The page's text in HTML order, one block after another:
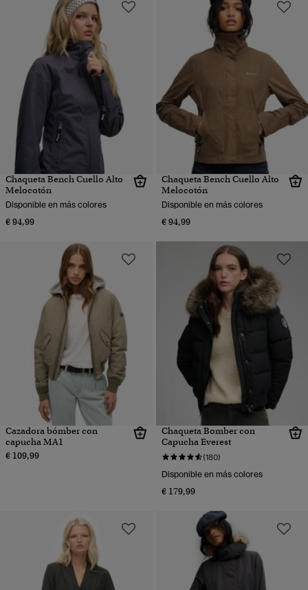
Chaqueta Bench Cuello Alto
Melocotón
Disponible en más colores
€ 94,99
Chaqueta Bench Cuello Alto
Melocotón
Disponible en más colores
€ 94,99
Cazadora bómber con
capucha MA1
€ 109,99
Chaqueta Bomber con
Capucha Everest
(180)
Disponible en más colores
€ 179,99